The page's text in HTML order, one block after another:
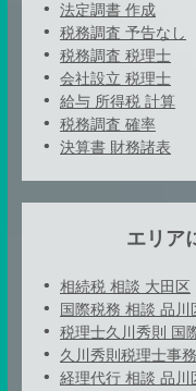
法定調書 作成
税務調査 予告なし
税務調査 税理士
会社設立 税理士
給与 所得税 計算
税務調査 確率
決算書 財務諸表
エリア
相続税 相談 大田区
国際税務 相談 品川
税理士久川秀則 国
久川秀則税理士事
経理代行 相談 品川